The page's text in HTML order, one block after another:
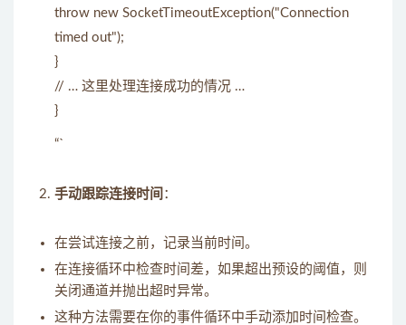
throw new SocketTimeoutException("Connection
timed out");
}
// … 这里处理连接成功的情况 …
}
“`
手动跟踪连接时间 ：
在尝试连接之前，记录当前时间。
在连接循环中检查时间差，如果超出预设的阈值，则
关闭通道并抛出超时异常。
这种方法需要在你的事件循环中手动添加时间检查。